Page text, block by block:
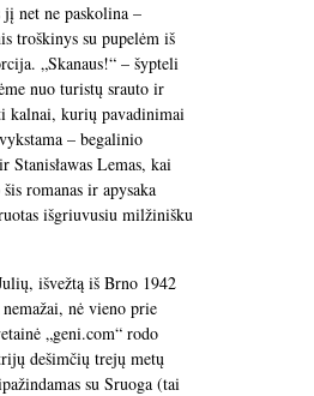
net ne paskolina –
troškinys su pupelėm iš
„Skanaus!“ – šypteli
nuo turistų srauto ir
kalnai, kurių pavadinimai
– begalinio
Lemas, kai
romanas ir apysaka
išgriuvusiu milžinišku
išvežtą iš Brno 1942
nė vieno prie
„geni.com“ rodo
dešimčių trejų metų
su Sruoga (tai